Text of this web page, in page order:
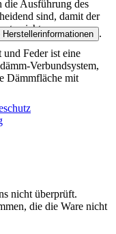
die Ausführung des
sind, damit der
Feder ist eine
Verbundsystem,
Dämmfläche mit
Herstellerinformationen .
nicht überprüft.
die die Ware nicht